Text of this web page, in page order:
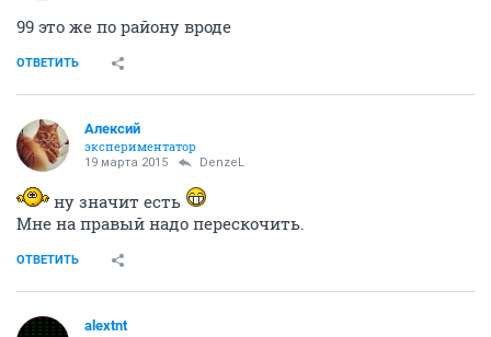
99 это же по району вроде
ОТВЕТИТЬ
Алексий
экспериментатор
19 марта 2015 DenzeL
ну значит есть
Мне на правый надо перескочить.
ОТВЕТИТЬ
alextnt